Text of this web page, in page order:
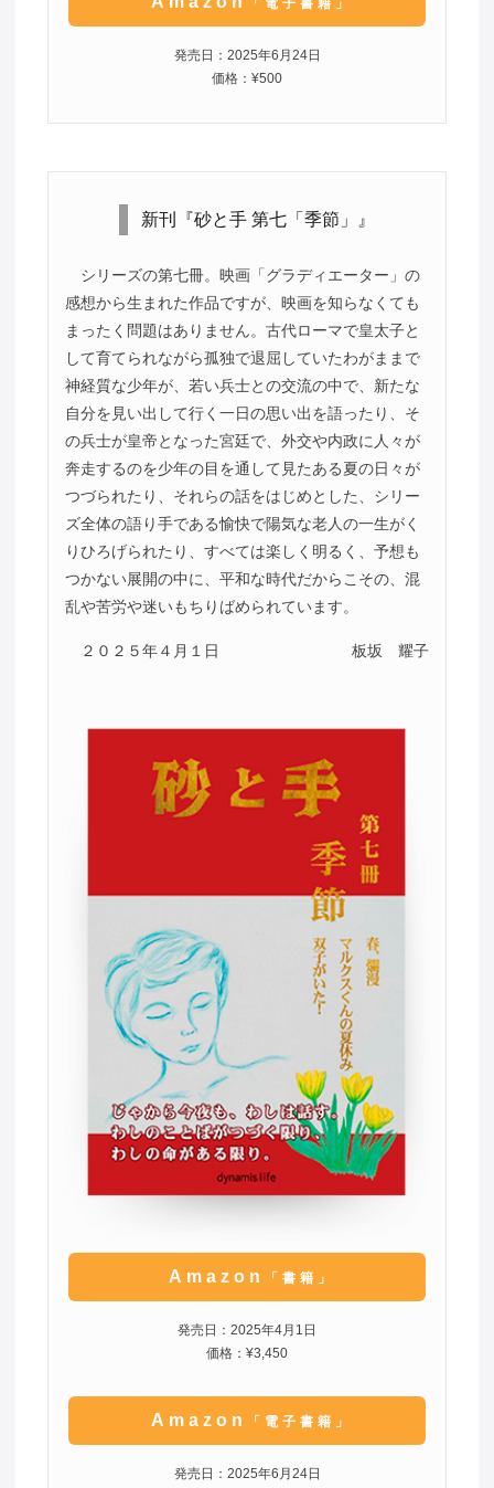
「電子書籍」
発売日：2025年6月24日
価格：¥500
新刊『砂と手 第七「季節」』
シリーズの第七冊。映画「グラディエーター」の
感想から生まれた作品ですが、映画を知らなくても
まったく問題はありません。古代ローマで皇太子と
して育てられながら孤独で退屈していたわがままで
神経質な少年が、若い兵士との交流の中で、新たな
自分を見い出して行く一日の思い出を語ったり、そ
の兵士が皇帝となった宮廷で、外交や内政に人々が
奔走するのを少年の目を通して見たある夏の日々が
つづられたり、それらの話をはじめとした、シリー
ズ全体の語り手である愉快で陽気な老人の一生がく
りひろげられたり、すべては楽しく明るく、予想も
つかない展開の中に、平和な時代だからこその、混
乱や苦労や迷いもちりばめられています。
２０２５年４月１日 板坂 耀子
Amazon 「書籍」
発売日：2025年4月1日
価格：¥3,450
Amazon 「電子書籍」
発売日：2025年6月24日